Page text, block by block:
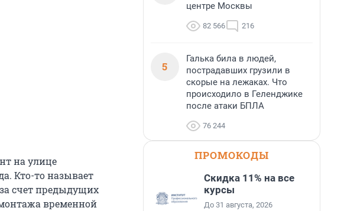
на улице
Кто-то называет
счет предыдущих
временной
центре Москвы
82 566 216
5
Галька била в людей,
пострадавших грузили в
скорые на лежаках. Что
происходило в Геленджике
после атаки БПЛА
76 244
ПРОМОКОДЫ
Скидка 11% на все
курсы
До 31 августа, 2026